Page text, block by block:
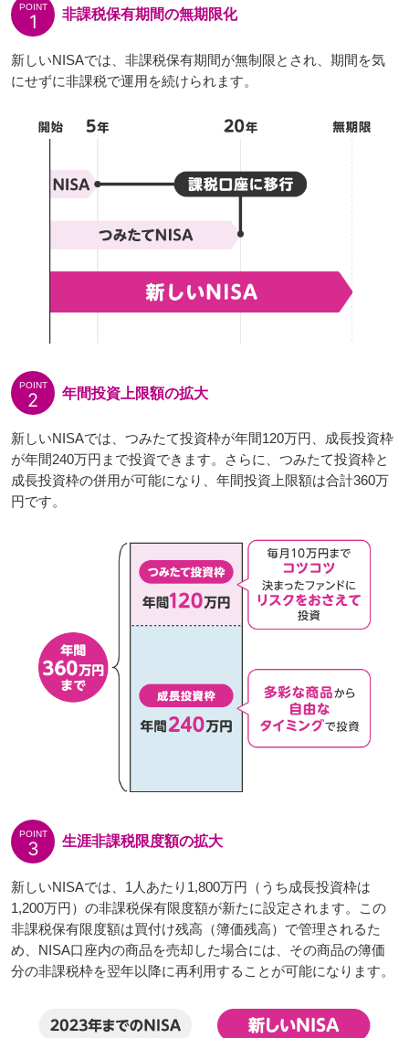
POINT
1 非課税保有期間の無期限化
新しいNISAでは、非課税保有期間が無制限とされ、期間を気
にせずに非課税で運用を続けられます。
POINT
2 年間投資上限額の拡大
新しいNISAでは、つみたて投資枠が年間120万円、成長投資枠
が年間240万円まで投資できます。さらに、つみたて投資枠と
成長投資枠の併用が可能になり、年間投資上限額は合計360万
円です。
POINT
3 生涯非課税限度額の拡大
新しいNISAでは、1人あたり1,800万円（うち成長投資枠は
1,200万円）の非課税保有限度額が新たに設定されます。この
非課税保有限度額は買付け残高（簿価残高）で管理されるた
め、NISA口座内の商品を売却した場合には、その商品の簿価
分の非課税枠を翌年以降に再利用することが可能になります。